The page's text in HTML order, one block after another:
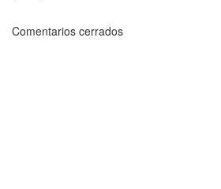
Comentarios cerrados